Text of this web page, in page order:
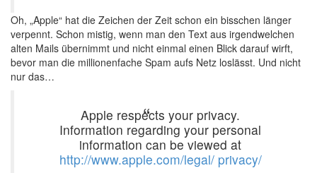
Oh, „Apple“ hat die Zeichen der Zeit schon ein bisschen länger
verpennt. Schon mistig, wenn man den Text aus irgendwelchen
alten Mails übernimmt und nicht einmal einen Blick darauf wirft,
bevor man die millionenfache Spam aufs Netz loslässt. Und nicht
nur das…
Apple respects your privacy.
Information regarding your personal
information can be viewed at
http://www.apple.com/legal/ privacy/